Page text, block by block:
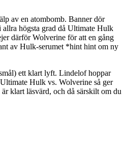
av en atombomb. Banner dör
allra högsta grad då Ultimate Hulk
därför Wolverine för att en gång
av Hulk-serumet *hint hint om ny
ett klart lyft. Lindelof hoppar
Hulk vs. Wolverine så ger
klart läsvärd, och då särskilt om du